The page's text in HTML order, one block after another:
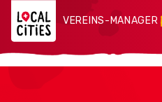
VEREINS-MANAGER